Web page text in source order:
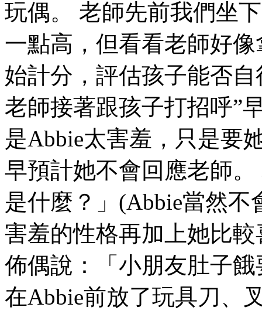
玩偶。 老師先前我們坐
一點高，但看看老師好
始計分，評估孩子能否
老師接著跟孩子打招呼”
是Abbie太害羞，只是要
早預計她不會回應老師
是什麼？」(Abbie當然
害羞的性格再加上她比
佈偶說：「小朋友肚子
在Abbie前放了玩具刀、